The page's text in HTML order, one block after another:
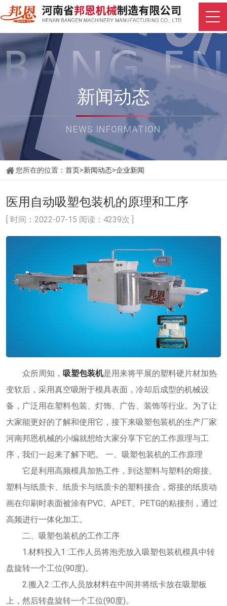
新闻动态
NEWS INFORMATION
您所在的位置： 首页>新闻动态>企业新闻
医用自动吸塑包装机的原理和工序
[ 时间：2022-07-15 阅读：4239次 ]
众所周知， 吸塑包装机是用来将平展的塑料硬片材加热
变软后，采用真空吸附于模具表面，冷却后成型的机械设
备，广泛用在塑料包装、灯饰、广告、装饰等行业。为了让
大家能更好的了解和使用它，接下来吸塑包装机的生产厂家
河南邦恩机械的小编就想给大家分享下它的工作原理与工
序，我们一起来了解下吧。 一、吸塑包装机的工作原理
它是利用高频模具加热工件，到达塑料与塑料的熔接、
塑料与纸质卡、纸质卡与纸质卡的塑料接合，熔接的纸质动
画在印刷时表面被涂有PVC、APET、PETG的粘接剂，通过
高频进行一体化加工。
二、吸塑包装机的工作工序
1.材料投入1 :工作人员将泡壳放入吸塑包装机模具中转
盘旋转一个工位(90度)。
2.搬入2 :工作人员放材料在中间并将纸卡放在吸塑板
上，然后转盘旋转一个工位(90度)。